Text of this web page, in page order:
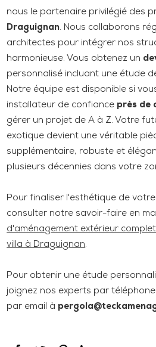
nous le partenaire privilégié des
Draguignan. Nous collaborons
architectes pour intégrer nos
harmonieuse. Vous obtenez un
personnalisé incluant une étude
Notre équipe est disponible si
installateur de confiance près de
gérer un projet de A à Z. Votre
exotique devient une véritable
supplémentaire, robuste et
plusieurs décennies dans votre
Pour finaliser l'esthétique de
consulter notre savoir-faire en
d'aménagement extérieur
villa à Draguignan.
Pour obtenir une étude
joignez nos experts par
par email à